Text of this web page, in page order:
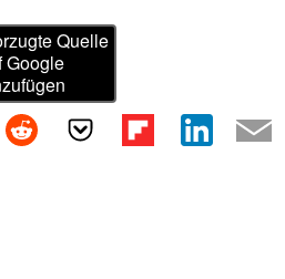
Quelle
Google